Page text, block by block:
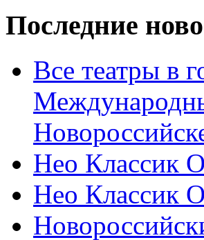
Последние
Все театры в
Нео Классик
Нео Классик